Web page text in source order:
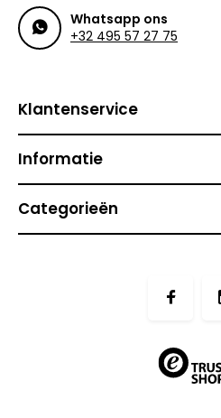
Whatsapp ons
+32 495 57 27 75
Klantenservice
Informatie
Categorieën